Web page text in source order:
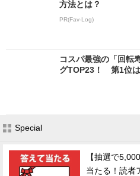
方法とは？
PR(Fav-Log)
コスパ最強の「回転
グTOP23！ 第1位
Special
【抽選で
当たる！読者